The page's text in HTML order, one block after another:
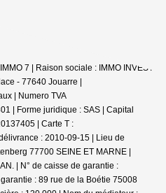
7 | Raison sociale : IMMO INVEST
- 77640 Jouarre |
| Numero TVA
| Forme juridique : SAS | Capital
| Carte T :
: 2010-09-15 | Lieu de
77700 SEINE ET MARNE |
| N° de caisse de garantie :
: 89 rue de la Boétie 75008